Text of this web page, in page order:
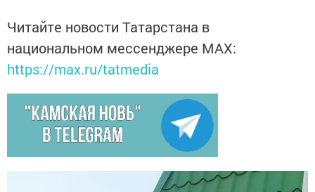
Читайте новости Татарстана в
национальном мессенджере MАХ:
https://max.ru/tatmedia